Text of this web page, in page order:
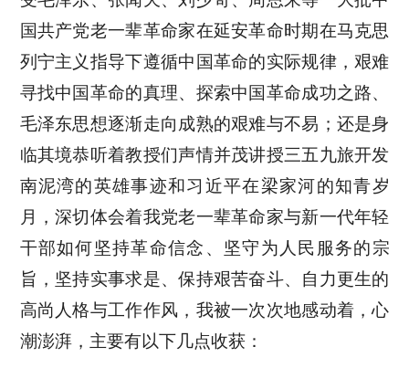
国共产党老一辈革命家在延安革命时期在马克思
列宁主义指导下遵循中国革命的实际规律，艰难
寻找中国革命的真理、探索中国革命成功之路、
毛泽东思想逐渐走向成熟的艰难与不易；还是身
临其境恭听着教授们声情并茂讲授三五九旅开发
南泥湾的英雄事迹和习近平在梁家河的知青岁
月，深切体会着我党老一辈革命家与新一代年轻
干部如何坚持革命信念、坚守为人民服务的宗
旨，坚持实事求是、保持艰苦奋斗、自力更生的
高尚人格与工作作风，我被一次次地感动着，心
潮澎湃，主要有以下几点收获：